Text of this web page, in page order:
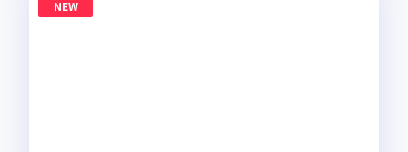
NEW